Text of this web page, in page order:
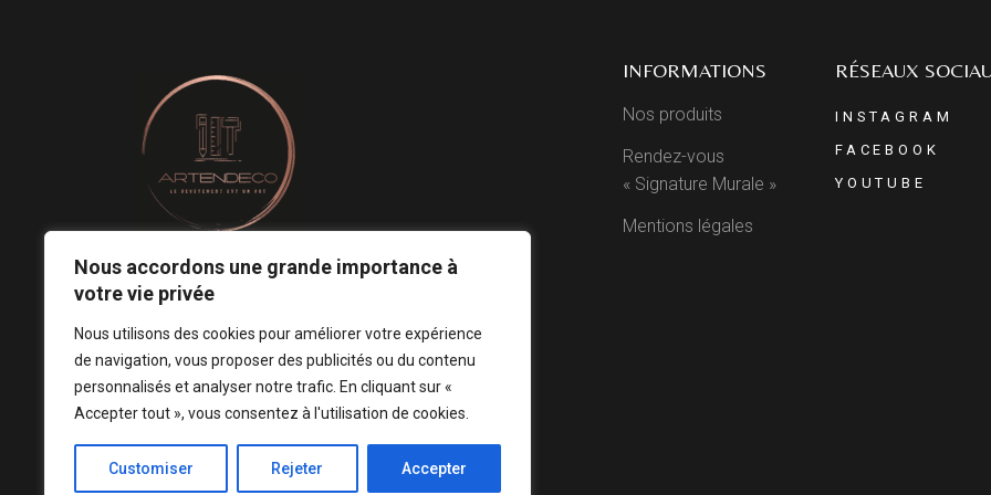
Nous accordons une grande importance à
votre vie privée
Nous utilisons des cookies pour améliorer votre expérience
de navigation, vous proposer des publicités ou du contenu
personnalisés et analyser notre trafic. En cliquant sur «
Accepter tout », vous consentez à l'utilisation de cookies.
Customiser Rejeter Accepter
Le revêtement mural est un art.
Notre conception est votre signature ! ♡
INFORMATIONS
Nos produits
Rendez-vous
« Signature Murale »
Mentions légales
RÉSEAUX
INSTAGRAM
FACEBOOK
YOUTUBE